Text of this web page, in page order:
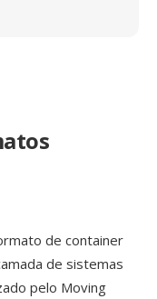
de container
de sistemas
pelo Moving